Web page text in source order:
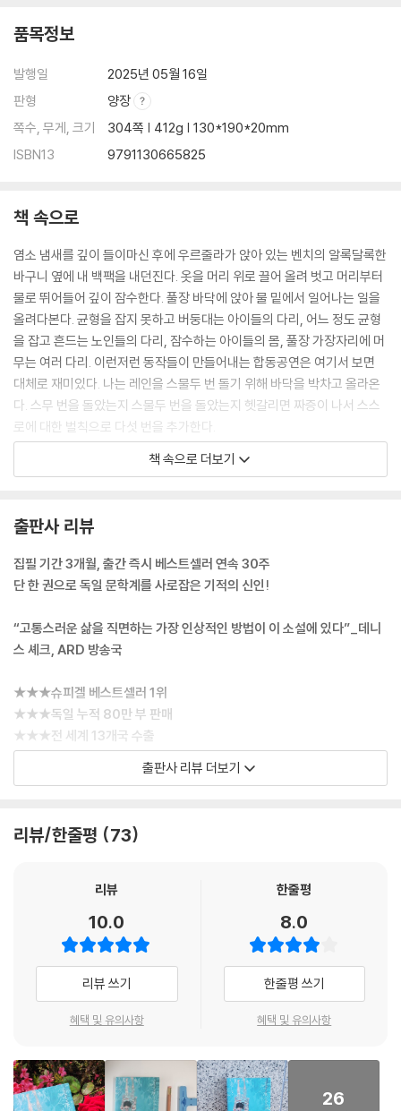
품목정보
발행일
2025년 05월 16일
판형
양장
쪽수, 무게, 크기
304쪽 | 412g | 130*190*20mm
ISBN13
9791130665825
책 속으로
염소 냄새를 깊이 들이마신 후에 우르줄라가 앉아 있는 벤치의 알록달록한
바구니 옆에 내 백팩을 내던진다. 옷을 머리 위로 끌어 올려 벗고 머리부터
물로 뛰어들어 깊이 잠수한다. 풀장 바닥에 앉아 물 밑에서 일어나는 일을
올려다본다. 균형을 잡지 못하고 버둥대는 아이들의 다리, 어느 정도 균형
을 잡고 흔드는 노인들의 다리, 잠수하는 아이들의 몸, 풀장 가장자리에 머
무는 여러 다리. 이런저런 동작들이 만들어내는 합동공연은 여기서 보면
대체로 재미있다. 나는 레인을 스물두 번 돌기 위해 바닥을 박차고 올라온
다. 스무 번을 돌았는지 스물두 번을 돌았는지 헷갈리면 짜증이 나서 스스
로에 대한 벌칙으로 다섯 번을 추가한다.
--- p.11
읽고, 일을 하고, 그사이에 학생 식당에서 식사를 하고 커피를 마시며 쉴 거
야. 커피 메이커 옆 찬장에는 내 컵이 있을 테고. 저녁이면 집에 가서 발코
니에 앉아 어쩌면 맥주나 와인을 한잔 마시고, 해넘이를 보면서 이다에게
여자아이, 자기가 그린 그림들, 상태가 좋을 때도 있고 나쁠 때도 있는 엄마
에 대해 이야기할 거야. 그러다가 문득 트위티 잠옷 차림으로 겁에 질려 창
--- pp.73-74
마를레네: 내가 한마디 해둘게. 난 언젠가 너를 여기서 데리고 나갈 거야.
이다가 열여덟 살이 될 때까지 여기서 썩을 순 없어. 틸다, 너도 혼자 잘 해
다. 치과의사 아버지는커녕 그냥 아버지도 없었다. 무책임한 청소년처럼
다. 대답을 하나씩 차례로 삼켰다. ‘네 아빠가 제2의 포트폴리오 강좌와 집
을 지원해 주신대?’ 꿀꺽. ‘나도 피아트 500을 받는 거니? 되도록 빨간색
이면 좋겠네.’ 꿀꺽. ‘그 전에 태국에 여행 다녀와도 될까?’ 꿀꺽. 그러고 이
렇게 말했다. “네가 나를 여기서 데리고 나갈 일은 없어. 혹시 나간다고 해
도 내 힘으로 나갈 거야.”
--- pp.91-92
성장하는 동안 고향에 남은 엄마, 할머니가 되었는데 손주들이 어느 도시
에 사는지 전혀 알지 못하는 여인처럼. 정확하게 말하자면 제일 먼저 떠난
책 속으로 더보기
출판사 리뷰
집필 기간 3개월, 출간 즉시 베스트셀러 연속 30주
단 한 권으로 독일 문학계를 사로잡은 기적의 신인!
“고통스러운 삶을 직면하는 가장 인상적인 방법이 이 소설에 있다”_데니
스 셰크, ARD 방송국
★★★슈피겔 베스트셀러 1위
★★★독일 누적 80만 부 판매
★★★전 세계 13개국 수출
★★★그리멜스하우젠 후원상 수상
★★★울라-한 작가상 수상
순위에 머물고, 80만 부가 판매되는 등 2024년 한 해 동안 가장 화제였던
은 1,000개의 독립서점이 가장 사랑한 책에 뽑혔을 뿐만 아니라 그리멜스
하우젠 후원상, 울라-한 작가상까지 수상하며 대중과 평단의 마음을 모두
사로잡아 문학계를 놀라게 만들었다. 주목할 점은 독일 전역을 넘어 덴마
크, 네덜란드, 프랑스, 이탈리아, 스페인 등 무려 13개국에 수출이 완료되
고 수많은 국가의 출간 문의가 쇄도하고 있는 이 작품이 작가 카롤리네 발
해 낸 작가는 『스물두 번째 레인』의 초고를 3개월 만에 썼다고 밝혔다. 그
짧은 시간 동안 쏟아낸 문장들은 놀라울 정도로 밀도 있고, 주인공 틸다의
삶을 생생하게 재현한다. 계산대 너머로 스치는 낯선 얼굴, 수영장의 염소
출판사 리뷰 더보기
리뷰/한줄평 73
리뷰
10.0
리뷰 쓰기
혜택 및 유의사항
한줄평
8.0
한줄평 쓰기
혜택 및 유의사항
26